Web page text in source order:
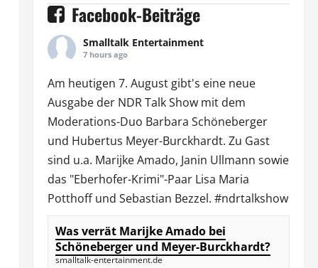
Facebook-Beiträge
Smalltalk Entertainment
7 hours ago
Am heutigen 7. August gibt's eine neue
Ausgabe der NDR Talk Showmit dem
Moderations-Duo Barbara Schöneberger
und Hubertus Meyer-Burckhardt. Zu Gast
sind u.a. Marijke Amado, Janin Ullmann sowie
das "Eberhofer-Krimi"-Paar Lisa Maria
Potthoff und Sebastian Bezzel. #ndrtalkshow
Was verrät Marijke Amado bei
Schöneberger und Meyer-Burckhardt?
smalltalk-entertainment.de